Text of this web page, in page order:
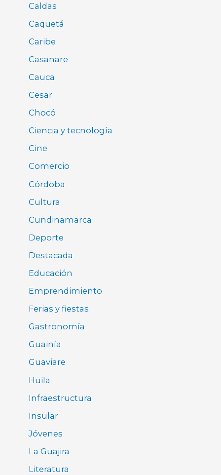
Caldas
Caquetá
Caribe
Casanare
Cauca
Cesar
Chocó
Ciencia y tecnología
Cine
Comercio
Córdoba
Cultura
Cundinamarca
Deporte
Destacada
Educación
Emprendimiento
Ferias y fiestas
Gastronomía
Guainía
Guaviare
Huila
Infraestructura
Insular
Jóvenes
La Guajira
Literatura